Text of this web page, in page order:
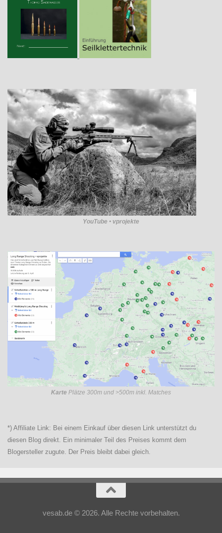
YouTube • vprojekte
Karte Plätze 300m und >500m inkl. Matches
*) Affiliate Link: Bei einem Einkauf über diesen Link unterstützt du
diesen Blog direkt. Ein minimaler Teil des Preises kommt dem
Blogersteller zugute. Der Preis bleibt dabei gleich.
vesab.de © 2026. Alle Rechte vorbehalten.